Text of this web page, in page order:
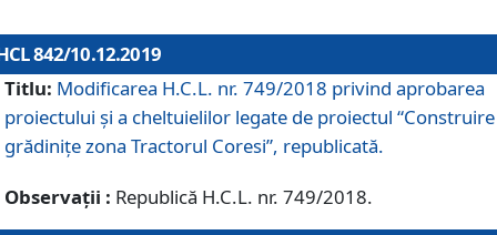
842/10.12.2019
Titlu: Modificarea H.C.L. nr. 749/2018 privind aprobarea
proiectului și a cheltuielilor legate de proiectul “Construire
grădinițe zona Tractorul Coresi”, republicată.
Observații : Republică H.C.L. nr. 749/2018.